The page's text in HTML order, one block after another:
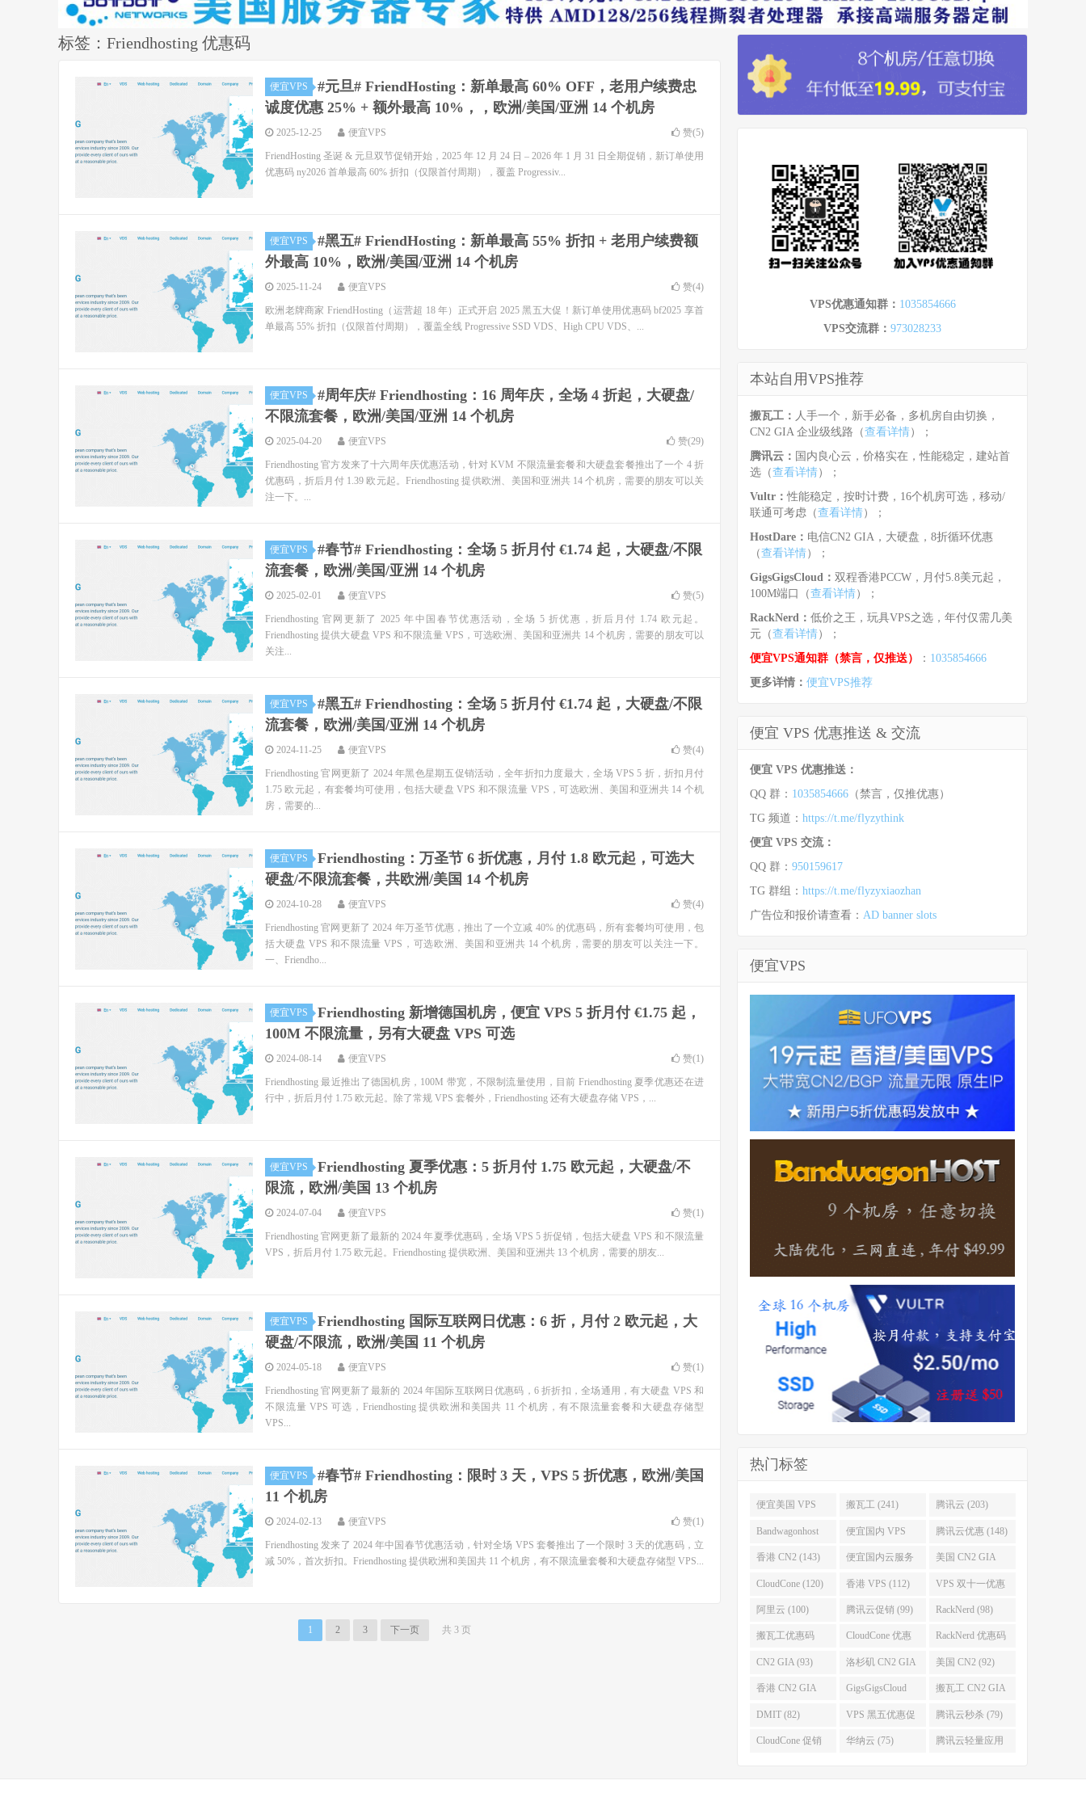
标签：Friendhosting 优惠码
便宜VPS
#元旦# FriendHosting：新单最高 60% OFF，老用户续费忠
诚度优惠 25% + 额外最高 10%，，欧洲/美国/亚洲 14 个机房
2025-12-25 便宜VPS 赞(5)
FriendHosting 圣诞 & 元旦双节促销开始，2025 年 12 月 24 日 – 2026 年 1 月 31 日全期促销，新订单使用
优惠码 ny2026 首单最高 60% 折扣（仅限首付周期），覆盖 Progressiv...
便宜VPS
#黑五# FriendHosting：新单最高 55% 折扣 + 老用户续费额
外最高 10%，欧洲/美国/亚洲 14 个机房
2025-11-24 便宜VPS 赞(4)
欧洲老牌商家 FriendHosting（运营超 18 年）正式开启 2025 黑五大促！新订单使用优惠码 bf2025 享首
单最高 55% 折扣（仅限首付周期），覆盖全线 Progressive SSD VDS、High CPU VDS、...
便宜VPS
#周年庆# Friendhosting：16 周年庆，全场 4 折起，大硬盘/
不限流套餐，欧洲/美国/亚洲 14 个机房
2025-04-20 便宜VPS 赞(29)
Friendhosting 官方发来了十六周年庆优惠活动，针对 KVM 不限流量套餐和大硬盘套餐推出了一个 4 折
优惠码，折后月付 1.39 欧元起。Friendhosting 提供欧洲、美国和亚洲共 14 个机房，需要的朋友可以关
注一下。...
便宜VPS
#春节# Friendhosting：全场 5 折月付 €1.74 起，大硬盘/不限
流套餐，欧洲/美国/亚洲 14 个机房
2025-02-01 便宜VPS 赞(5)
Friendhosting 官网更新了 2025 年中国春节优惠活动，全场 5 折优惠，折后月付 1.74 欧元起。
Friendhosting 提供大硬盘 VPS 和不限流量 VPS，可选欧洲、美国和亚洲共 14 个机房，需要的朋友可以
关注...
便宜VPS
#黑五# Friendhosting：全场 5 折月付 €1.74 起，大硬盘/不限
流套餐，欧洲/美国/亚洲 14 个机房
2024-11-25 便宜VPS 赞(4)
Friendhosting 官网更新了 2024 年黑色星期五促销活动，全年折扣力度最大，全场 VPS 5 折，折扣月付
1.75 欧元起，有套餐均可使用，包括大硬盘 VPS 和不限流量 VPS，可选欧洲、美国和亚洲共 14 个机
房，需要的...
便宜VPS
Friendhosting：万圣节 6 折优惠，月付 1.8 欧元起，可选大
硬盘/不限流套餐，共欧洲/美国 14 个机房
2024-10-28 便宜VPS 赞(4)
Friendhosting 官网更新了 2024 年万圣节优惠，推出了一个立减 40% 的优惠码，所有套餐均可使用，包
括大硬盘 VPS 和不限流量 VPS，可选欧洲、美国和亚洲共 14 个机房，需要的朋友可以关注一下。
一、Friendho...
便宜VPS
Friendhosting 新增德国机房，便宜 VPS 5 折月付 €1.75 起，
100M 不限流量，另有大硬盘 VPS 可选
2024-08-14 便宜VPS 赞(1)
Friendhosting 最近推出了德国机房，100M 带宽，不限制流量使用，目前 Friendhosting 夏季优惠还在进
行中，折后月付 1.75 欧元起。除了常规 VPS 套餐外，Friendhosting 还有大硬盘存储 VPS，...
便宜VPS
Friendhosting 夏季优惠：5 折月付 1.75 欧元起，大硬盘/不
限流，欧洲/美国 13 个机房
2024-07-04 便宜VPS 赞(1)
Friendhosting 官网更新了最新的 2024 年夏季优惠码，全场 VPS 5 折促销，包括大硬盘 VPS 和不限流量
VPS，折后月付 1.75 欧元起。Friendhosting 提供欧洲、美国和亚洲共 13 个机房，需要的朋友...
便宜VPS
Friendhosting 国际互联网日优惠：6 折，月付 2 欧元起，大
硬盘/不限流，欧洲/美国 11 个机房
2024-05-18 便宜VPS 赞(1)
Friendhosting 官网更新了最新的 2024 年国际互联网日优惠码，6 折折扣，全场通用，有大硬盘 VPS 和
不限流量 VPS 可选，Friendhosting 提供欧洲和美国共 11 个机房，有不限流量套餐和大硬盘存储型
VPS...
便宜VPS
#春节# Friendhosting：限时 3 天，VPS 5 折优惠，欧洲/美国
11 个机房
2024-02-13 便宜VPS 赞(1)
Friendhosting 发来了 2024 年中国春节优惠活动，针对全场 VPS 套餐推出了一个限时 3 天的优惠码，立
减 50%，首次折扣。Friendhosting 提供欧洲和美国共 11 个机房，有不限流量套餐和大硬盘存储型 VPS...
1 2 3 下一页 共 3 页
VPS优惠通知群： 1035854666
VPS交流群： 973028233
本站自用VPS推荐
搬瓦工： 人手一个，新手必备，多机房自由切换，
CN2 GIA 企业级线路（查看详情）；
腾讯云： 国内良心云，价格实在，性能稳定，建站首
选（查看详情）；
Vultr：性能稳定，按时计费，16个机房可选，移动/
联通可考虑（查看详情）；
HostDare： 电信CN2 GIA，大硬盘，8折循环优惠
（查看详情）；
GigsGigsCloud： 双程香港PCCW，月付5.8美元起，
100M端口（查看详情）；
RackNerd： 低价之王，玩具VPS之选，年付仅需几美
元（查看详情）；
便宜VPS通知群（禁言，仅推送）
： 1035854666
更多详情： 便宜VPS推荐
便宜 VPS 优惠推送 & 交流
便宜 VPS 优惠推送：
QQ 群： 1035854666 （禁言，仅推优惠）
TG 频道： https://t.me/flyzythink
便宜 VPS 交流：
QQ 群： 950159617
TG 群组： https://t.me/flyzyxiaozhan
广告位和报价请查看： AD banner slots
便宜VPS
热门标签
便宜美国 VPS
(255)
搬瓦工 (241) 腾讯云 (203)
Bandwagonhost
(188)
便宜国内 VPS
(167)
腾讯云优惠 (148)
香港 CN2 (143) 便宜国内云服务
器 (128)
美国 CN2 GIA
(123)
CloudCone (120) 香港 VPS (112) VPS 双十一优惠
促销 (106)
阿里云 (100) 腾讯云促销 (99) RackNerd (98)
搬瓦工优惠码
(96)
CloudCone 优惠
码 (96)
RackNerd 优惠码
(94)
CN2 GIA (93) 洛杉矶 CN2 GIA
(93)
美国 CN2 (92)
香港 CN2 GIA
(92)
GigsGigsCloud
(85)
搬瓦工 CN2 GIA
(83)
DMIT (82) VPS 黑五优惠促
销整理 (80)
腾讯云秒杀 (79)
CloudCone 促销 华纳云 (75) 腾讯云轻量应用